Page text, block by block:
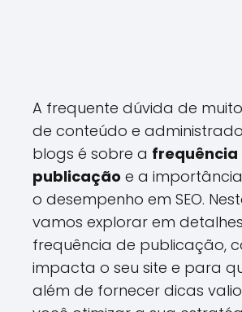
A frequente dúvida de
de conteúdo e
blogs é sobre a frequência
publicação e a
o desempenho em SEO.
vamos explorar em
frequência de publicação,
impacta o seu site e para
além de fornecer dicas